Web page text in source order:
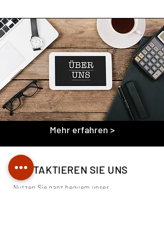
Mehr erfahren >
KONTAKTIEREN SIE UNS
Nutzen Sie ganz bequem unser